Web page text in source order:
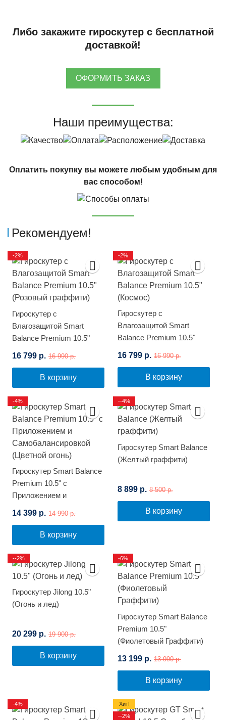
Либо закажите гироскутер с бесплатной
доставкой!
ОФОРМИТЬ ЗАКАЗ
Наши преимущества:
Оплатить покупку вы можете любым удобным для
вас способом!
Рекомендуем!
Гироскутер с
Влагозащитой Smart
Balance Premium 10.5"
16 799 р. 16 990 р.
В корзину
-2%
Гироскутер с
Влагозащитой Smart
Balance Premium 10.5"
16 799 р. 16 990 р.
В корзину
-2%
Гироскутер Smart Balance
Premium 10.5" с
Приложением и
(Цветной огонь)
14 399 р. 14 990 р.
В корзину
-4%
Гироскутер Smart Balance
(Желтый граффити)
8 899 р. 8 500 р.
В корзину
--4%
Гироскутер Jilong 10.5"
(Огонь и лед)
20 299 р. 19 900 р.
В корзину
--2%
Гироскутер Smart Balance
Premium 10.5"
(Фиолетовый Граффити)
13 199 р. 13 990 р.
В корзину
-6%
-4%
Хит!
--2%